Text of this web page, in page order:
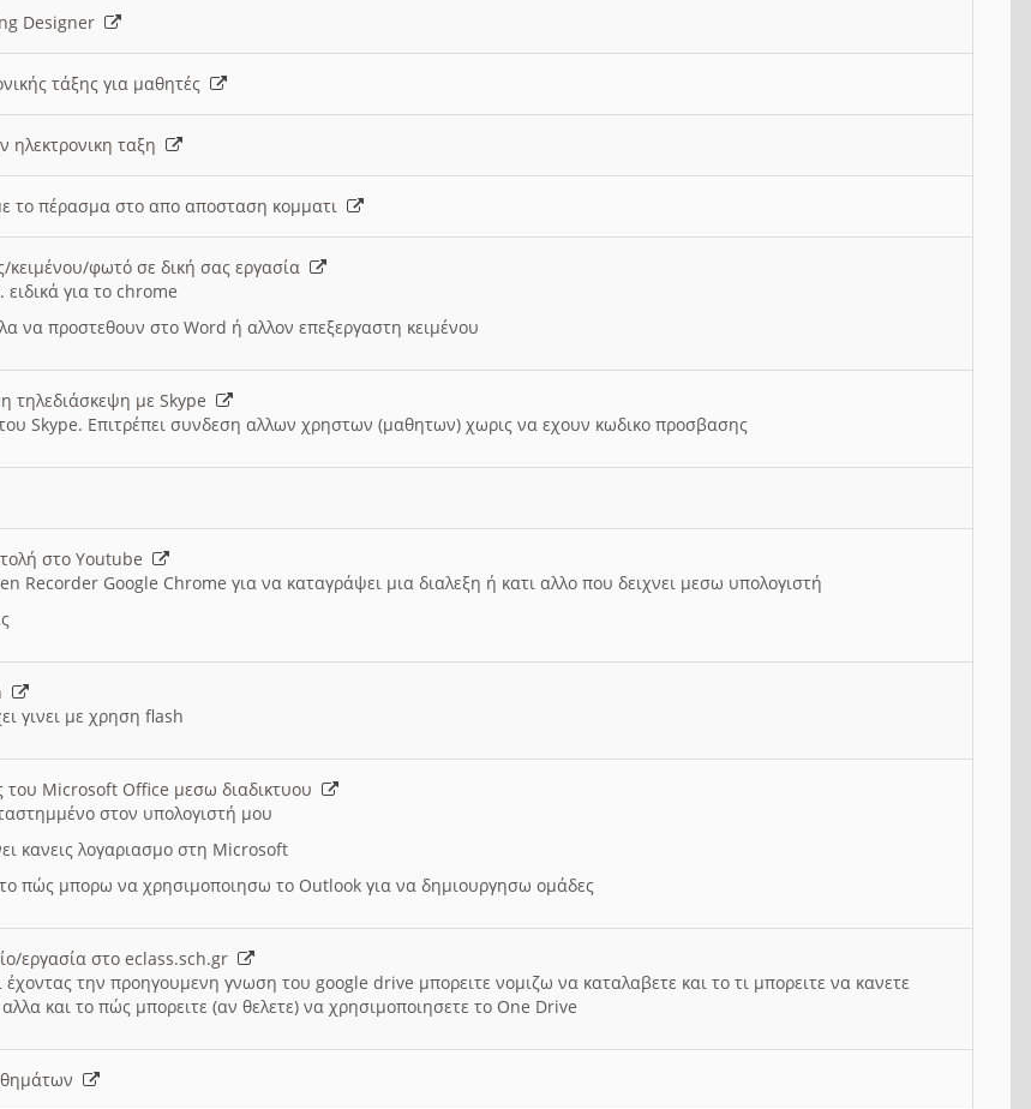
Designer
τάξης για μαθητές
ηλεκτρονικη ταξη
το πέρασμα στο απο αποσταση κομματι
κειμένου/φωτό σε δική σας εργασία
για το chrome
να προστεθουν στο Word ή αλλον επεξεργαστη κειμένου
τηλεδιάσκεψη με Skype
Skype. Επιτρέπει συνδεση αλλων χρηστων (μαθητων) χωρις να εχουν κωδικο προσβασης
στο Youtube
Recorder Google Chrome για να καταγράψει μια διαλεξη ή κατι αλλο που δειχνει μεσω υπολογιστή
γινει με χρηση flash
του Microsoft Office μεσω διαδικτυου
στον υπολογιστή μου
κανεις λογαριασμο στη Microsoft
πώς μπορω να χρησιμοποιησω το Outlook για να δημιουργησω ομάδες
εργασία στο eclass.sch.gr
έχοντας την προηγουμενη γνωση του google drive μπορειτε νομιζω να καταλαβετε και το τι μπορειτε να κανετε
και το πώς μπορειτε (αν θελετε) να χρησιμοποιησετε το One Drive